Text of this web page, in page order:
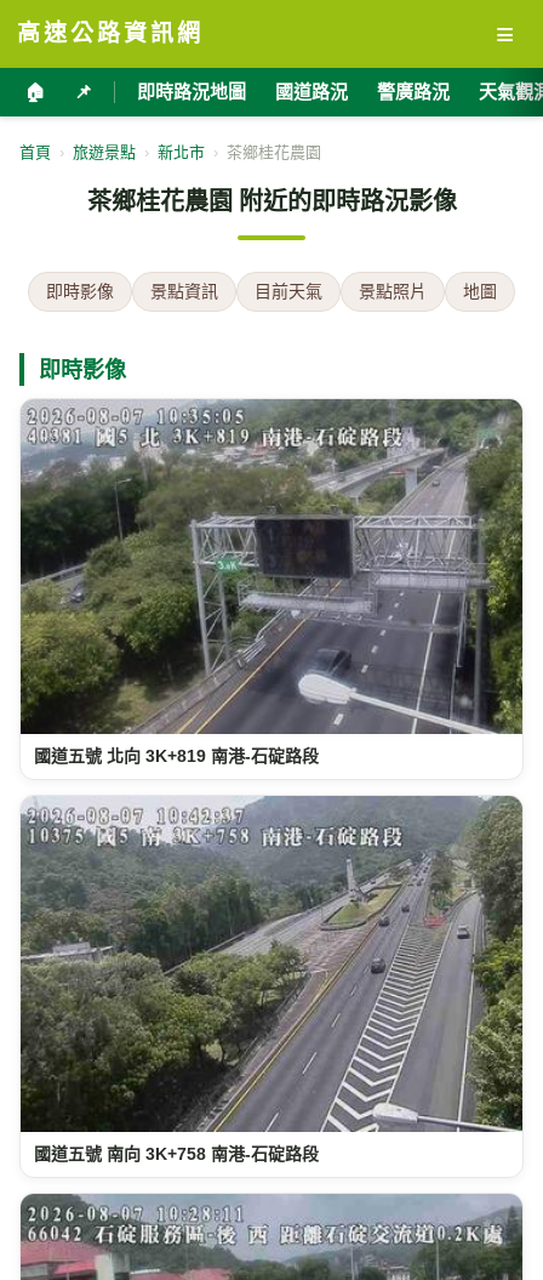
高速公路資訊網 ≡
🏠 📌 即時路況地圖 國道路況 警廣路況 天氣觀
首頁 › 旅遊景點 › 新北市 › 茶鄉桂花農園
茶鄉桂花農園 附近的即時路況影像
即時影像 景點資訊 目前天氣 景點照片 地圖
即時影像
國道五號 北向 3K+819 南港-石碇路段
國道五號 南向 3K+758 南港-石碇路段